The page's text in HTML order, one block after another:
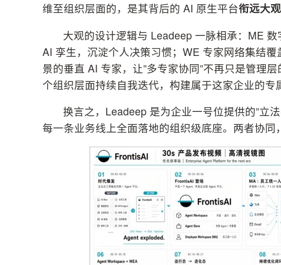
维至组织层面的，是其背后的 AI 原生平台衔远大
大观的设计逻辑与 Leadeep 一脉相承：ME
AI 孪生，沉淀个人决策习惯；WE 专家网络集结
景的垂直 AI 专家，让”多专家协同”不再只是管理
个组织层面持续自我迭代，构建属于这家企业的专
换言之，Leadeep 是为企业一号位提供的”立
每一条业务线上全面落地的组织级底座。两者协同